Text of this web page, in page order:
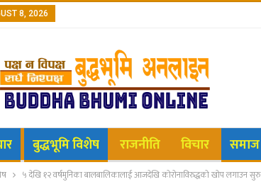
8, 2026
बुद्धभूमि विशेष राजनीति विचार समाज
५ देखि १२ वर्षमुनिका बालबालिकालाई आजदेखि कोरोनाविरुद्धको खोप लगाउन सुरु